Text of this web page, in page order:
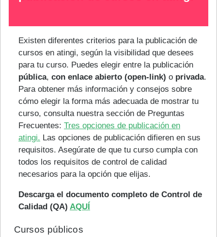
Existen diferentes criterios para la publicación de
cursos en atingi, según la visibilidad que desees
para tu curso. Puedes elegir entre la publicación
pública, con enlace abierto (open-link) o privada.
Para obtener más información y consejos sobre
cómo elegir la forma más adecuada de mostrar tu
curso, consulta nuestra sección de Preguntas
Frecuentes: Tres opciones de publicación en
atingi. Las opciones de publicación difieren en sus
requisitos. Asegúrate de que tu curso cumpla con
todos los requisitos de control de calidad
necesarios para la opción que elijas.
Descarga el documento completo de Control de
Calidad (QA) AQUÍ
Cursos públicos